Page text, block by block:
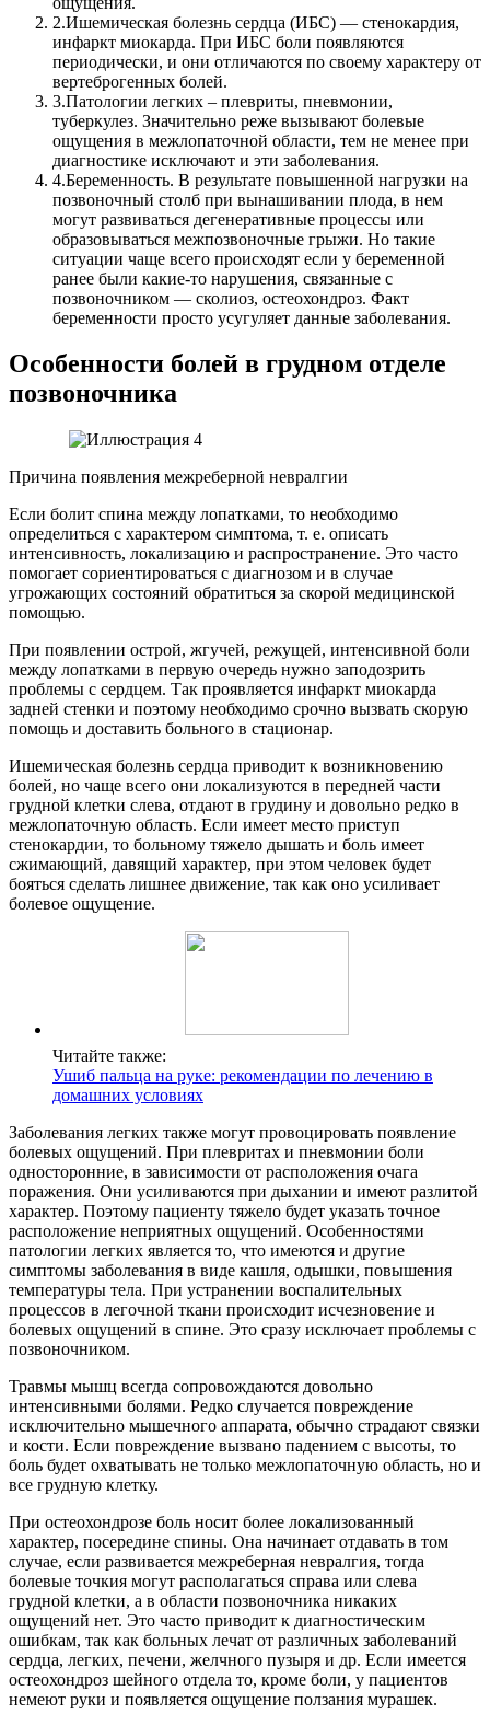
2.Ишемическая болезнь сердца (ИБС) — стенокардия,
инфаркт миокарда. При ИБС боли появляются
периодически, и они отличаются по своему характеру от
вертеброгенных болей.
3.Патологии легких – плевриты, пневмонии,
туберкулез. Значительно реже вызывают болевые
ощущения в межлопаточной области, тем не менее при
диагностике исключают и эти заболевания.
4.Беременность. В результате повышенной нагрузки на
позвоночный столб при вынашивании плода, в нем
могут развиваться дегенеративные процессы или
образовываться межпозвоночные грыжи. Но такие
ситуации чаще всего происходят если у беременной
ранее были какие-то нарушения, связанные с
позвоночником — сколиоз, остеохондроз. Факт
беременности просто усугуляет данные заболевания.
Особенности болей в грудном отделе
позвоночника
Причина появления межреберной невралгии
Если болит спина между лопатками, то необходимо
определиться с характером симптома, т. е. описать
интенсивность, локализацию и распространение. Это часто
помогает сориентироваться с диагнозом и в случае
угрожающих состояний обратиться за скорой медицинской
помощью.
При появлении острой, жгучей, режущей, интенсивной боли
между лопатками в первую очередь нужно заподозрить
проблемы с сердцем. Так проявляется инфаркт миокарда
задней стенки и поэтому необходимо срочно вызвать скорую
помощь и доставить больного в стационар.
Ишемическая болезнь сердца приводит к возникновению
болей, но чаще всего они локализуются в передней части
грудной клетки слева, отдают в грудину и довольно редко в
межлопаточную область. Если имеет место приступ
стенокардии, то больному тяжело дышать и боль имеет
сжимающий, давящий характер, при этом человек будет
бояться сделать лишнее движение, так как оно усиливает
болевое ощущение.
Читайте также:
Ушиб пальца на руке: рекомендации по лечению в
домашних условиях
Заболевания легких также могут провоцировать появление
болевых ощущений. При плевритах и пневмонии боли
односторонние, в зависимости от расположения очага
поражения. Они усиливаются при дыхании и имеют разлитой
характер. Поэтому пациенту тяжело будет указать точное
расположение неприятных ощущений. Особенностями
патологии легких является то, что имеются и другие
симптомы заболевания в виде кашля, одышки, повышения
температуры тела. При устранении воспалительных
процессов в легочной ткани происходит исчезновение и
болевых ощущений в спине. Это сразу исключает проблемы с
позвоночником.
Травмы мышц всегда сопровождаются довольно
интенсивными болями. Редко случается повреждение
исключительно мышечного аппарата, обычно страдают связки
и кости. Если повреждение вызвано падением с высоты, то
боль будет охватывать не только межлопаточную область, но и
все грудную клетку.
При остеохондрозе боль носит более локализованный
характер, посередине спины. Она начинает отдавать в том
случае, если развивается межреберная невралгия, тогда
болевые точкия могут располагаться справа или слева
грудной клетки, а в области позвоночника никаких
ощущений нет. Это часто приводит к диагностическим
ошибкам, так как больных лечат от различных заболеваний
сердца, легких, печени, желчного пузыря и др. Если имеется
остеохондроз шейного отдела то, кроме боли, у пациентов
немеют руки и появляется ощущение ползания мурашек.